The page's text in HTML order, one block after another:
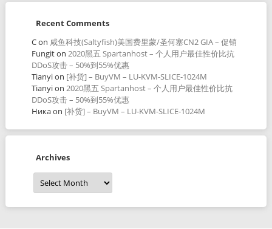
Recent Comments
Con 咸鱼科技(Saltyfish)美国费里蒙/圣何塞CN2 GIA – 促销
Fungiton 2020黑五 Spartanhost – 个人用户最佳性价比抗
DDoS攻击 – 50%到55%优惠
Tianyion [补货] – BuyVM – LU-KVM-SLICE-1024M
Tianyion 2020黑五 Spartanhost – 个人用户最佳性价比抗
DDoS攻击 – 50%到55%优惠
Никаon [补货] – BuyVM – LU-KVM-SLICE-1024M
Archives
Archives